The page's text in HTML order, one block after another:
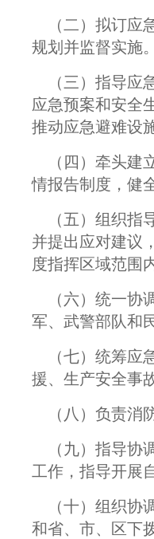
（二）拟订应
规划并监督实施。
（三）指导应
应急预案和安全
推动应急避难设
（四）牵头建
情报告制度，健
（五）组织指
并提出应对建议
度指挥区域范围
（六）统一协
军、武警部队和
（七）统筹应
援、生产安全事
（八）负责消
（九）指导协
工作，指导开展
（十）组织协
和省、市、区下